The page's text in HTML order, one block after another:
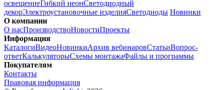
освещениеГибкий неонСветодиодный
декорЭлектроустановочные изделияСветодиоды Новинки
О компании
О насПроизводствоНовостиПроекты
Информация
КаталогиВидеоНовинкиАрхив вебинаровСтатьиВопрос-
ответКалькуляторыСхемы монтажаФайлы и программы
Покупателям
Контакты
Правовая информация